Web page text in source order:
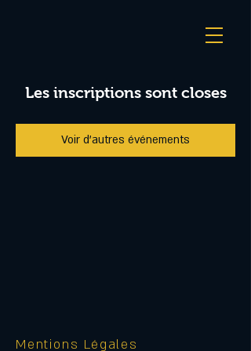
Les inscriptions sont closes
Voir d'autres événements
Mentions Légales